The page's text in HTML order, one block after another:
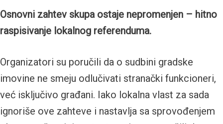
Osnovni zahtev skupa ostaje nepromenjen – hitno
raspisivanje lokalnog referenduma.
Organizatori su poručili da o sudbini gradske
imovine ne smeju odlučivati stranački funkcioneri,
već isključivo građani. Iako lokalna vlast za sada
ignoriše ove zahteve i nastavlja sa sprovođenjem